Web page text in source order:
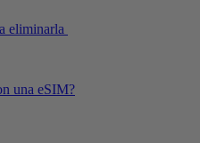
eliminarla
una eSIM?